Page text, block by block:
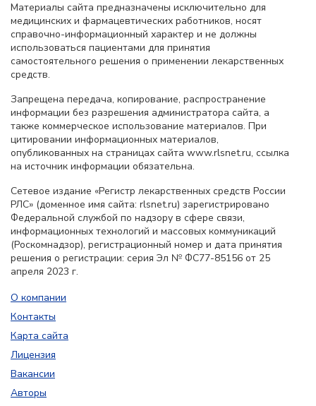
Материалы сайта предназначены исключительно для
медицинских и фармацевтических работников, носят
справочно-информационный характер и не должны
использоваться пациентами для принятия
самостоятельного решения о применении лекарственных
средств.
Запрещена передача, копирование, распространение
информации без разрешения администратора сайта, а
также коммерческое использование материалов. При
цитировании информационных материалов,
опубликованных на страницах сайта www.rlsnet.ru, ссылка
на источник информации обязательна.
Сетевое издание «Регистр лекарственных средств России
РЛС» (доменное имя сайта: rlsnet.ru) зарегистрировано
Федеральной службой по надзору в сфере связи,
информационных технологий и массовых коммуникаций
(Роскомнадзор), регистрационный номер и дата принятия
решения о регистрации: серия Эл № ФС77-85156 от 25
апреля 2023 г.
О компании
Контакты
Карта сайта
Лицензия
Вакансии
Авторы